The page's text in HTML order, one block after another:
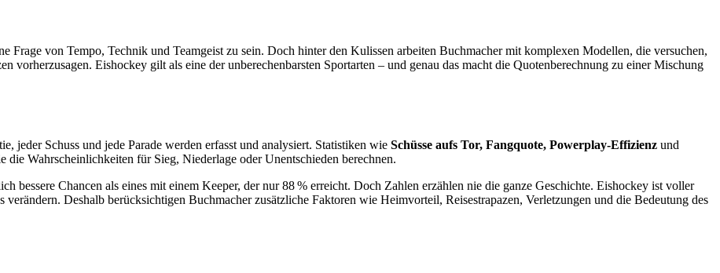
Frage von Tempo, Technik und Teamgeist zu sein. Doch hinter den Kulissen arbeiten Buchmacher mit komplexen Modellen, die versuchen,
vorherzusagen. Eishockey gilt als eine der unberechenbarsten Sportarten – und genau das macht die Quotenberechnung zu einer Mischung
jeder Schuss und jede Parade werden erfasst und analysiert. Statistiken wie Schüsse aufs Tor, Fangquote, Powerplay-Effizienz und
die Wahrscheinlichkeiten für Sieg, Niederlage oder Unentschieden berechnen.
bessere Chancen als eines mit einem Keeper, der nur 88 % erreicht. Doch Zahlen erzählen nie die ganze Geschichte. Eishockey ist voller
Deshalb berücksichtigen Buchmacher zusätzliche Faktoren wie Heimvorteil, Reisestrapazen, Verletzungen und die Bedeutung des